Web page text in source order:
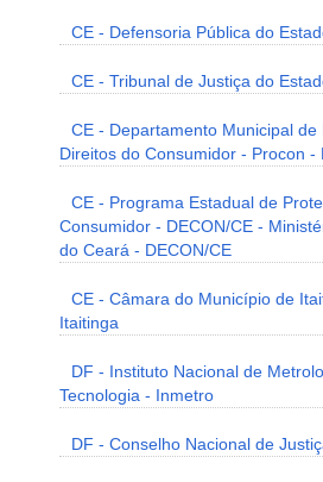
CE - Defensoria Pública do
CE - Tribunal de Justiça do
CE - Departamento Municipal
Direitos do Consumidor - Procon -
CE - Programa Estadual de
Consumidor - DECON/CE -
do Ceará - DECON/CE
CE - Câmara do Município de
Itaitinga
DF - Instituto Nacional de
Tecnologia - Inmetro
DF - Conselho Nacional de